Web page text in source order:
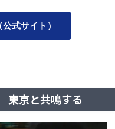
式サイト）
京と共鳴する